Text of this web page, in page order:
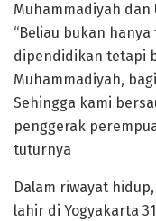
Muhammadiyah dan
“Beliau bukan
dipendidikan tetapi
Muhammadiyah,
Sehingga kami
penggerak
tuturnya
Dalam riwayat
lahir di Yogyakarta